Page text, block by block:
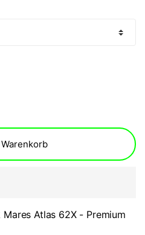
Atlas 62X - Premium